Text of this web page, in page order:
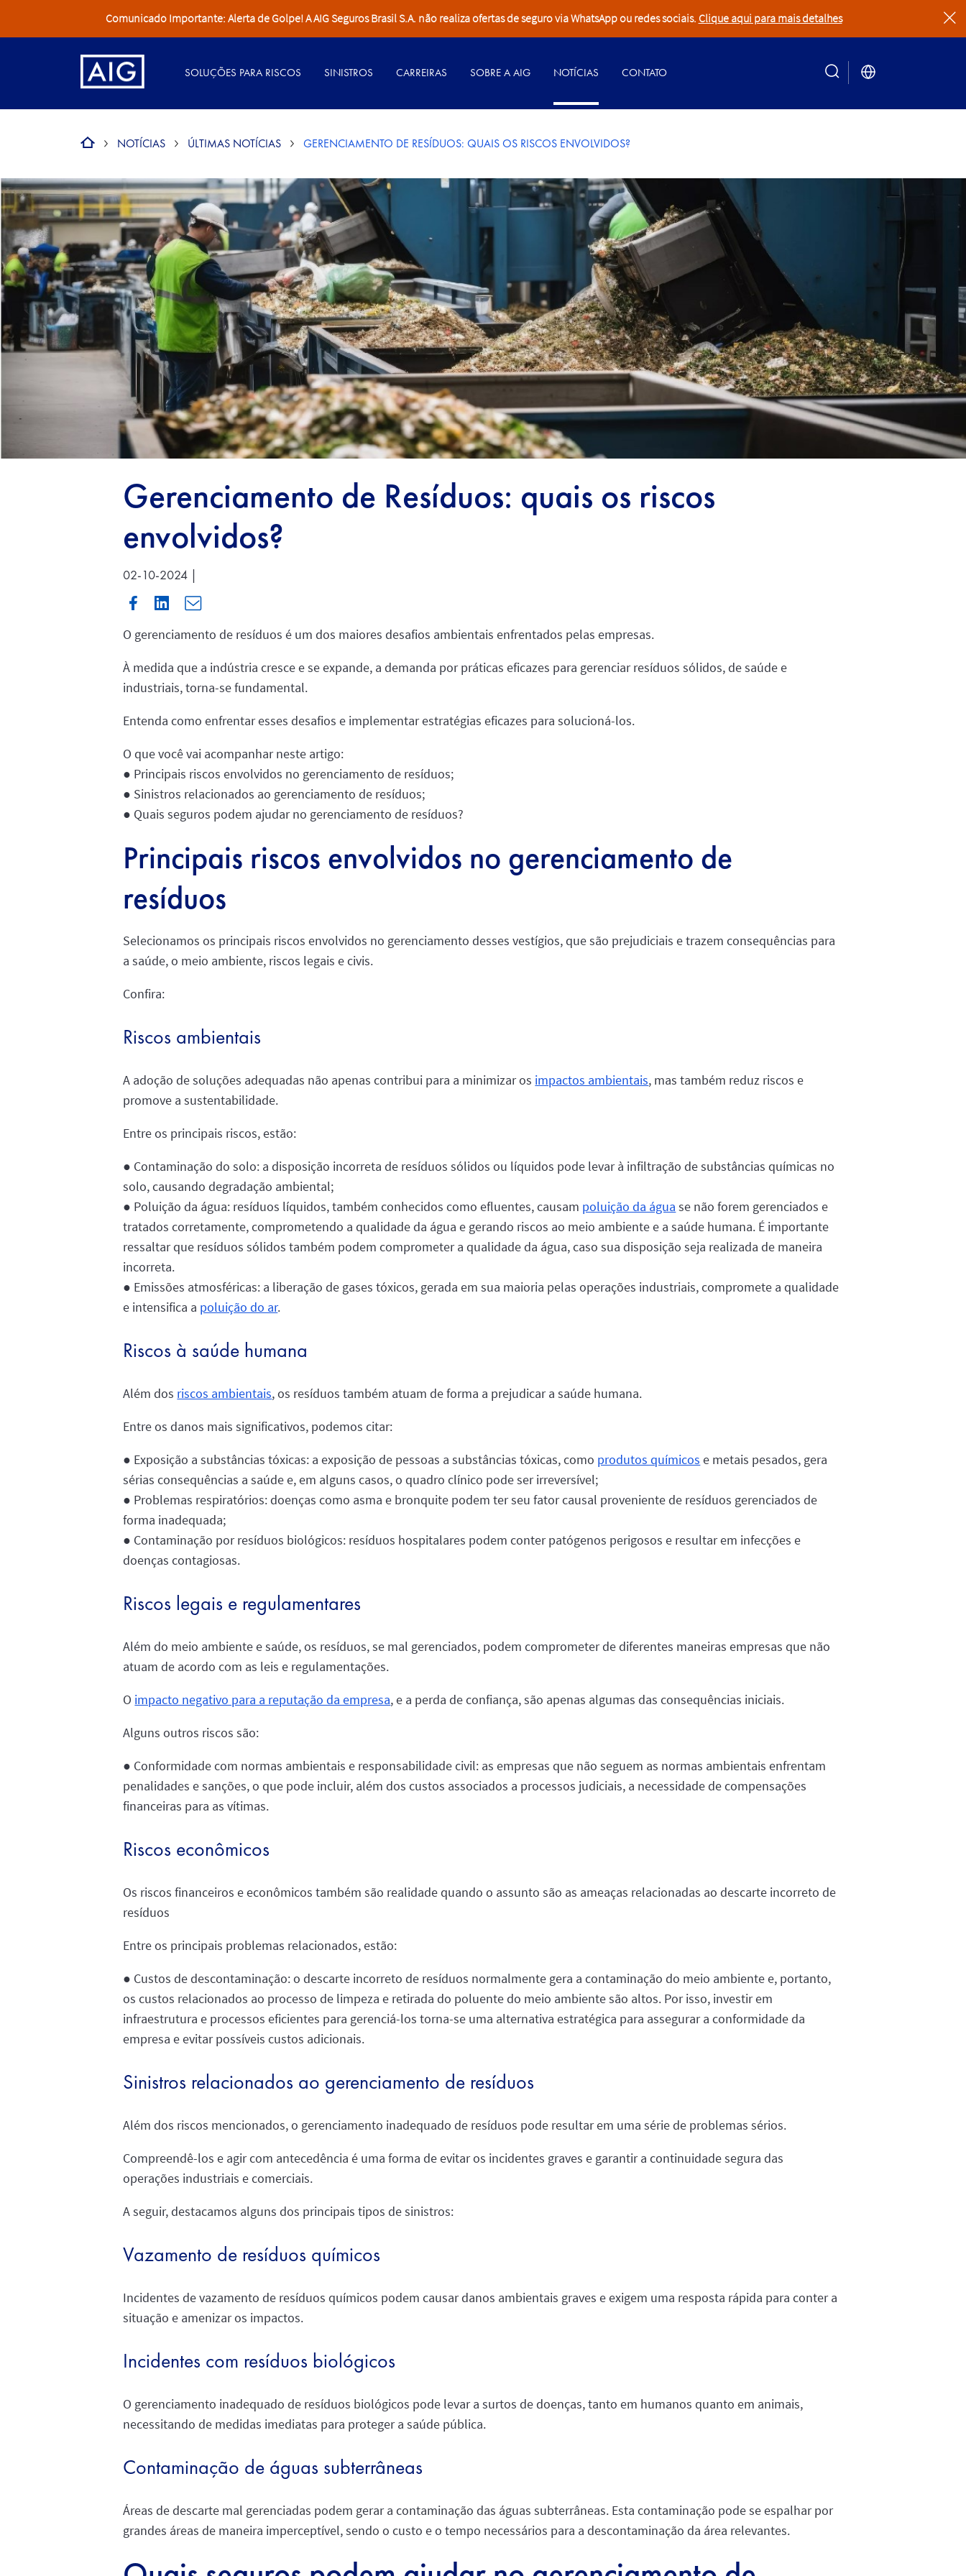
clear
Comunicado Importante: Alerta de Golpe! A AIG Seguros Brasil S.A. não realiza ofertas de seguro via WhatsApp ou redes sociais. Clique aqui para mais detalhes
SOLUÇÕES PARA RISCOS SINISTROS CARREIRAS SOBRE A AIG NOTÍCIAS CONTATO search
NOTÍCIAS ÚLTIMAS NOTÍCIAS GERENCIAMENTO DE RESÍDUOS: QUAIS OS RISCOS ENVOLVIDOS?
Gerenciamento de Resíduos: quais os riscos
envolvidos?
02-10-2024 |
O gerenciamento de resíduos é um dos maiores desafios ambientais enfrentados pelas empresas.
À medida que a indústria cresce e se expande, a demanda por práticas eficazes para gerenciar resíduos sólidos, de saúde e
industriais, torna-se fundamental.
Entenda como enfrentar esses desafios e implementar estratégias eficazes para solucioná-los.
O que você vai acompanhar neste artigo:
● Principais riscos envolvidos no gerenciamento de resíduos;
● Sinistros relacionados ao gerenciamento de resíduos;
● Quais seguros podem ajudar no gerenciamento de resíduos?
Principais riscos envolvidos no gerenciamento de
resíduos
Selecionamos os principais riscos envolvidos no gerenciamento desses vestígios, que são prejudiciais e trazem consequências para
a saúde, o meio ambiente, riscos legais e civis.
Confira:
Riscos ambientais
A adoção de soluções adequadas não apenas contribui para a minimizar os impactos ambientais, mas também reduz riscos e
promove a sustentabilidade.
Entre os principais riscos, estão:
● Contaminação do solo: a disposição incorreta de resíduos sólidos ou líquidos pode levar à infiltração de substâncias químicas no
solo, causando degradação ambiental;
● Poluição da água: resíduos líquidos, também conhecidos como efluentes, causam poluição da água se não forem gerenciados e
tratados corretamente, comprometendo a qualidade da água e gerando riscos ao meio ambiente e a saúde humana. É importante
ressaltar que resíduos sólidos também podem comprometer a qualidade da água, caso sua disposição seja realizada de maneira
incorreta.
● Emissões atmosféricas: a liberação de gases tóxicos, gerada em sua maioria pelas operações industriais, compromete a qualidade
e intensifica a poluição do ar.
Riscos à saúde humana
Além dos riscos ambientais, os resíduos também atuam de forma a prejudicar a saúde humana.
Entre os danos mais significativos, podemos citar:
● Exposição a substâncias tóxicas: a exposição de pessoas a substâncias tóxicas, como produtos químicos e metais pesados, gera
sérias consequências a saúde e, em alguns casos, o quadro clínico pode ser irreversível;
● Problemas respiratórios: doenças como asma e bronquite podem ter seu fator causal proveniente de resíduos gerenciados de
forma inadequada;
● Contaminação por resíduos biológicos: resíduos hospitalares podem conter patógenos perigosos e resultar em infecções e
doenças contagiosas.
Riscos legais e regulamentares
Além do meio ambiente e saúde, os resíduos, se mal gerenciados, podem comprometer de diferentes maneiras empresas que não
atuam de acordo com as leis e regulamentações.
O impacto negativo para a reputação da empresa, e a perda de confiança, são apenas algumas das consequências iniciais.
Alguns outros riscos são:
● Conformidade com normas ambientais e responsabilidade civil: as empresas que não seguem as normas ambientais enfrentam
penalidades e sanções, o que pode incluir, além dos custos associados a processos judiciais, a necessidade de compensações
financeiras para as vítimas.
Riscos econômicos
Os riscos financeiros e econômicos também são realidade quando o assunto são as ameaças relacionadas ao descarte incorreto de
resíduos
Entre os principais problemas relacionados, estão:
● Custos de descontaminação: o descarte incorreto de resíduos normalmente gera a contaminação do meio ambiente e, portanto,
os custos relacionados ao processo de limpeza e retirada do poluente do meio ambiente são altos. Por isso, investir em
infraestrutura e processos eficientes para gerenciá-los torna-se uma alternativa estratégica para assegurar a conformidade da
empresa e evitar possíveis custos adicionais.
Sinistros relacionados ao gerenciamento de resíduos
Além dos riscos mencionados, o gerenciamento inadequado de resíduos pode resultar em uma série de problemas sérios.
Compreendê-los e agir com antecedência é uma forma de evitar os incidentes graves e garantir a continuidade segura das
operações industriais e comerciais.
A seguir, destacamos alguns dos principais tipos de sinistros:
Vazamento de resíduos químicos
Incidentes de vazamento de resíduos químicos podem causar danos ambientais graves e exigem uma resposta rápida para conter a
situação e amenizar os impactos.
Incidentes com resíduos biológicos
O gerenciamento inadequado de resíduos biológicos pode levar a surtos de doenças, tanto em humanos quanto em animais,
necessitando de medidas imediatas para proteger a saúde pública.
Contaminação de águas subterrâneas
Áreas de descarte mal gerenciadas podem gerar a contaminação das águas subterrâneas. Esta contaminação pode se espalhar por
grandes áreas de maneira imperceptível, sendo o custo e o tempo necessários para a descontaminação da área relevantes.